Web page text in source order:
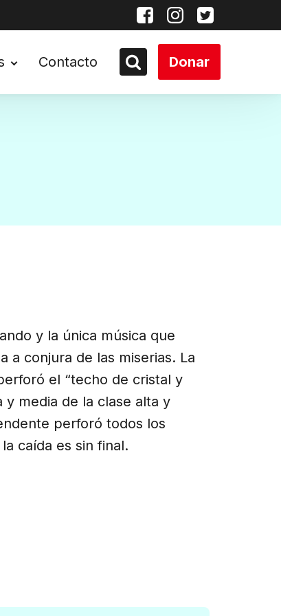
Contacto Donar
y la única música que
a conjura de las miserias. La
el “techo de cristal y
y media de la clase alta y
perforó todos los
caída es sin final.